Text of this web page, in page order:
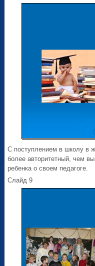
С поступлением в школу в
более авторитетный, чем
ребенка о своем педагоге.
Слайд 9